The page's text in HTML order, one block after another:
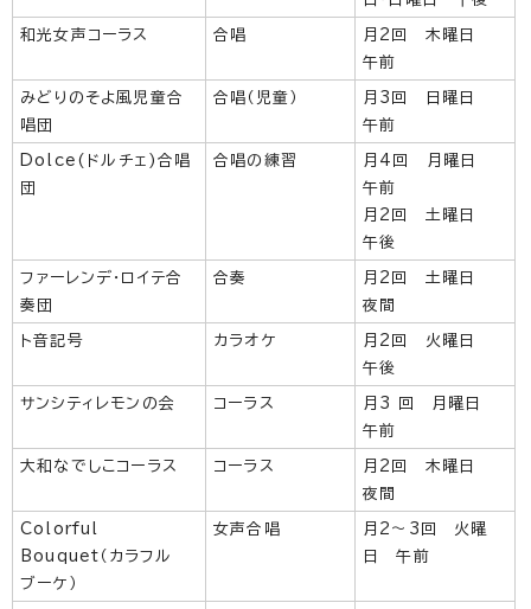
和光女声コーラス 合唱
月2回 木曜日
午前
みどりのそよ風児童合
唱団
合唱（児童）
月3回 日曜日
午前
Dolce(ドルチェ)合唱
団
合唱の練習
月4回 月曜日
午前
月2回 土曜日
午後
ファーレンデ・ロイテ合
奏団
合奏
月2回 土曜日
夜間
ト音記号 カラオケ
月2回 火曜日
午後
サンシティレモンの会 コーラス
月3 回 月曜日
午前
大和なでしこコーラス コーラス
月2回 木曜日
夜間
Colorful
Bouquet （カラフル
ブーケ）
女声合唱
月2～3回 火曜
日 午前